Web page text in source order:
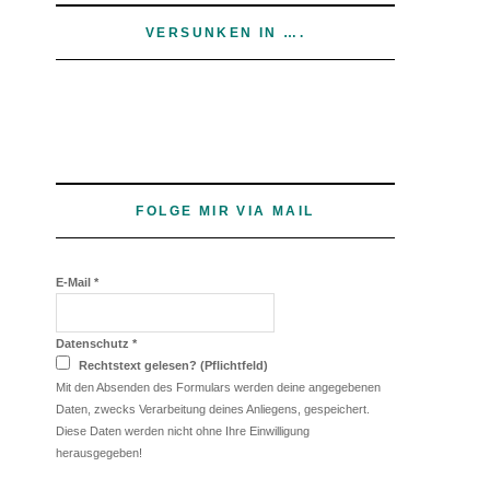
VERSUNKEN IN ….
FOLGE MIR VIA MAIL
E-Mail *
Datenschutz *
Rechtstext gelesen? (Pflichtfeld)
Mit den Absenden des Formulars werden deine angegebenen
Daten, zwecks Verarbeitung deines Anliegens, gespeichert.
Diese Daten werden nicht ohne Ihre Einwilligung
herausgegeben!